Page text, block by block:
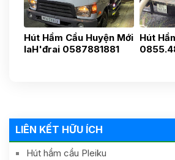
LIÊN KẾT HỮU ÍCH
Hút hầm cầu Pleiku
Hút Hầm Cầu Huyện Mới
IaH'đrai 0587881881
Hút